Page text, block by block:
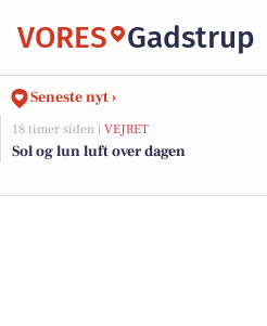
VORES Gadstrup
Seneste nyt ›
18 timer siden | VEJRET
Sol og lun luft over dagen